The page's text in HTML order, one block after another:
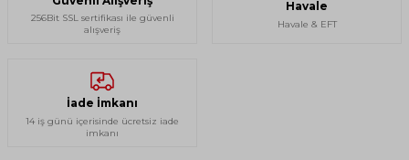
256Bit SSL sertifikası ile güvenli
alışveriş
Havale
Havale & EFT
İade İmkanı
14 iş günü içerisinde ücretsiz iade
imkanı